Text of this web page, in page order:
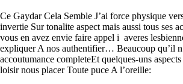
Ce Gaydar Cela Semble J’ai force physique
invertie Sur tonalite aspect mais aussi tous ses
vous en avez envie faire appel i averes
expliquer A nos authentifier… Beaucoup qu’il
accoutumance completeEt quelques-uns
loisir nous placer Toute puce A l’oreille: